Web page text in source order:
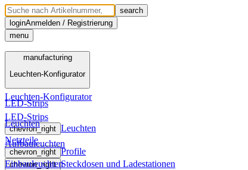
search
loginAnmelden / Registrierung
menu
Menü
manufacturing
Leuchten-Konfigurator
LED-Strips
chevron_right Leuchten
Netzteile
chevron_right Profile
chevron_right Steckdosen und Ladestationen
manufacturing
Leuchten-Konfigurator
LED-Strips
Leuchten
Aufbauleuchten
Einbauleuchten